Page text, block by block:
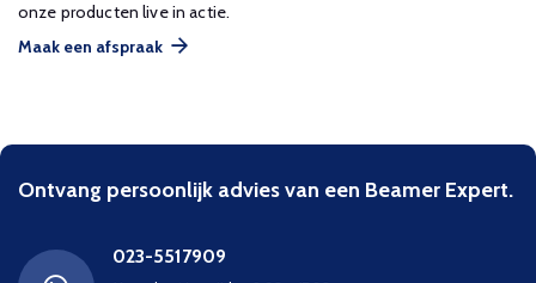
onze producten live in actie.
Maak een afspraak
Ontvang persoonlijk advies van een Beamer Expert.
023-5517909